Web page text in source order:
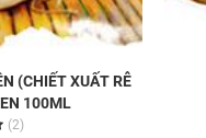
(CHIẾT XUẤT RỄ
100ML
(2)